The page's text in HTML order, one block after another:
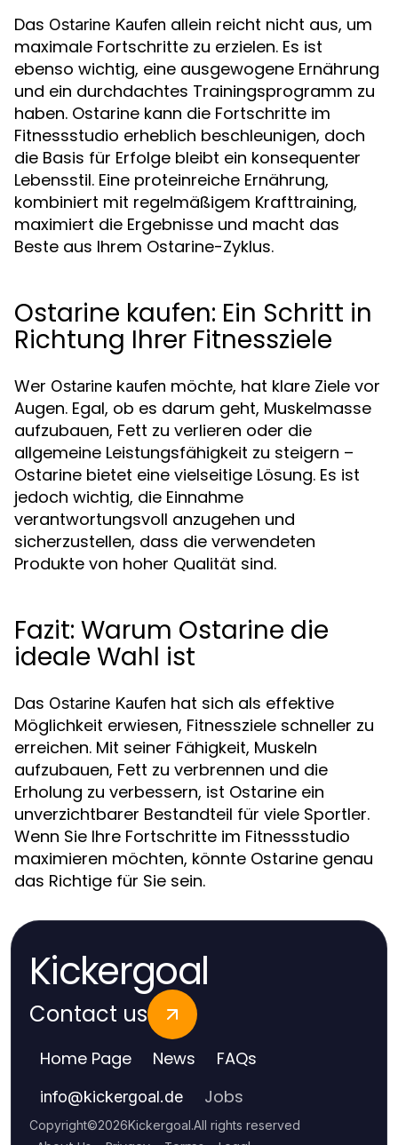
Das Ostarine Kaufen allein reicht nicht aus, um
maximale Fortschritte zu erzielen. Es ist
ebenso wichtig, eine ausgewogene Ernährung
und ein durchdachtes Trainingsprogramm zu
haben. Ostarine kann die Fortschritte im
Fitnessstudio erheblich beschleunigen, doch
die Basis für Erfolge bleibt ein konsequenter
Lebensstil. Eine proteinreiche Ernährung,
kombiniert mit regelmäßigem Krafttraining,
maximiert die Ergebnisse und macht das
Beste aus Ihrem Ostarine-Zyklus.
Ostarine kaufen: Ein Schritt in
Richtung Ihrer Fitnessziele
Wer Ostarine kaufen möchte, hat klare Ziele vor
Augen. Egal, ob es darum geht, Muskelmasse
aufzubauen, Fett zu verlieren oder die
allgemeine Leistungsfähigkeit zu steigern –
Ostarine bietet eine vielseitige Lösung. Es ist
jedoch wichtig, die Einnahme
verantwortungsvoll anzugehen und
sicherzustellen, dass die verwendeten
Produkte von hoher Qualität sind.
Fazit: Warum Ostarine die
ideale Wahl ist
Das Ostarine Kaufen hat sich als effektive
Möglichkeit erwiesen, Fitnessziele schneller zu
erreichen. Mit seiner Fähigkeit, Muskeln
aufzubauen, Fett zu verbrennen und die
Erholung zu verbessern, ist Ostarine ein
unverzichtbarer Bestandteil für viele Sportler.
Wenn Sie Ihre Fortschritte im Fitnessstudio
maximieren möchten, könnte Ostarine genau
das Richtige für Sie sein.
Kickergoal
Contact us
Home Page News FAQs
info@kickergoal.de Jobs
Copyright©2026Kickergoal.All rights reserved